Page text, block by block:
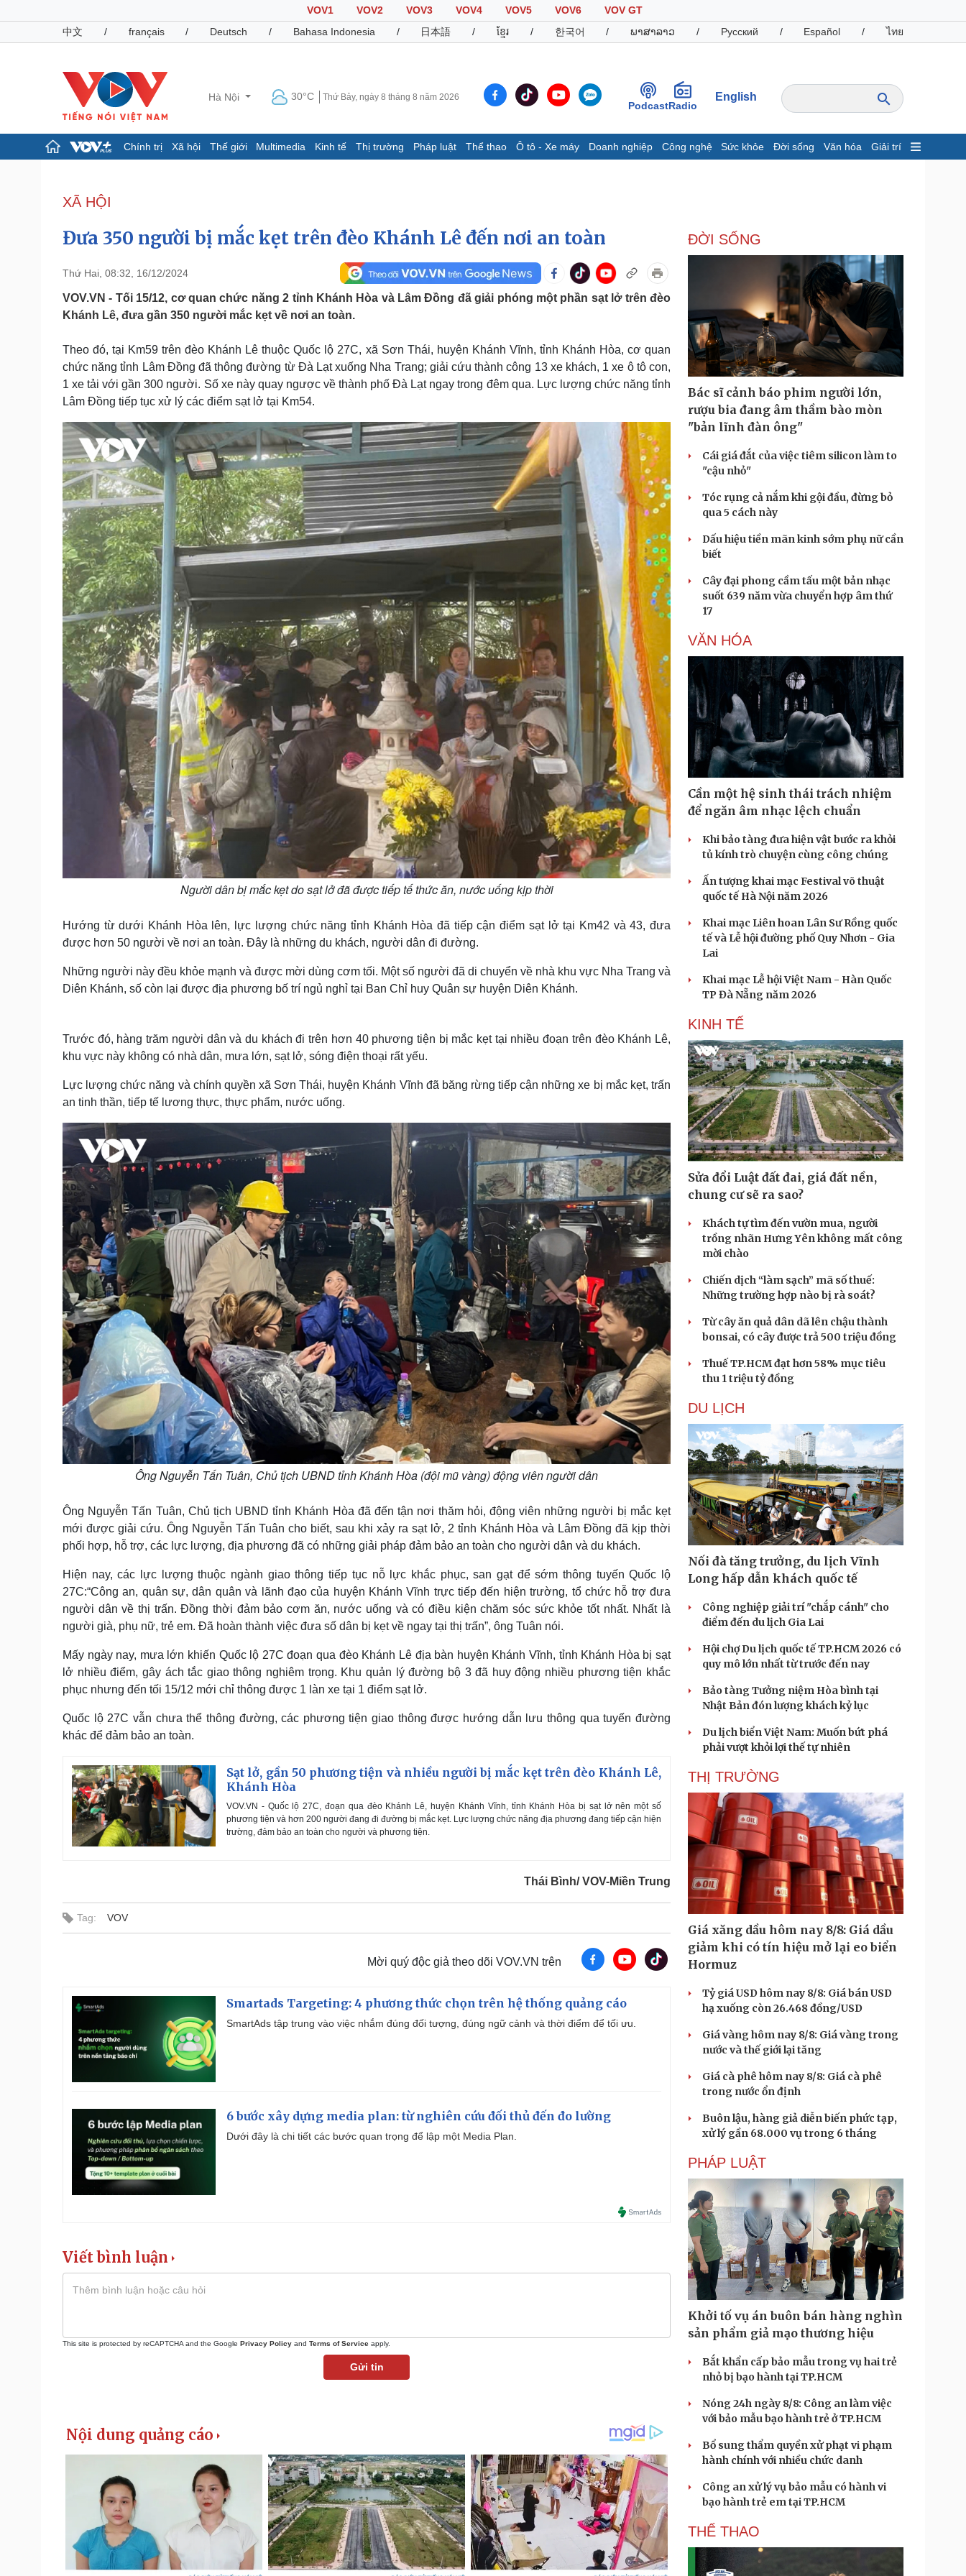
VOV1 VOV2 VOV3 VOV4 VOV5 VOV6
VOV GT
中文
/ français / Deutsch / Bahasa Indonesia / 日本語 / ខ្មែរ / 한국어 / ພາສາລາວ / Русский / Español / ไทย
Hà Nội 30°C Thứ Bảy, ngày 8 tháng 8 năm 2026
PodcastRadio
English
Chính trị Xã hội Thế giới Multimedia Kinh tế Thị trường Pháp luật Thể thao Ô tô - Xe máy Doanh nghiệp Công nghệ Sức khỏe Đời sống Văn hóa Giải trí
Đảng
Tổ chức nhân sự
Nhận diện sự thật
Giáo dục
Dấu ấn VOV
Infographic
Giá cà phê
Pháp luật
Vụ án
Tư vấn luật
Quân sự - Quốc phòng
Vũ khí
Phân tích
Thể thao
Thế giới thể thao
eSports
Hậu trường
Ô tô - Xe máy
Tư vấn
Doanh nghiệp
Thông tin doanh nghiệp
Doanh nghiệp 24h
Doanh nhân
Vì cộng đồng
Công nghệ
Sành điệu
Tin Công nghệ
Trải nghiệm
Chuyển đổi số
Sức khỏe
Cây thuốc
Sản phụ khoa
Nhi khoa
Nam khoa
Làm đẹp - giảm cân
Phòng mạch online
Ăn sạch sống khỏe
Đời sống
Blog
Tình yêu - Gia đình
Văn học
Âm nhạc
Di sản
Thời trang
Sao Việt
Săn Tour
check-in
Podcast
Đọc truyện đêm khuya
Cửa sổ tình yêu
Kể chuyện cho bé
Cải chính
XÃ HỘI
Đưa 350 người bị mắc kẹt trên đèo Khánh Lê đến nơi an toàn
Thứ Hai, 08:32, 16/12/2024
VOV.VN - Tối 15/12, cơ quan chức năng 2 tỉnh Khánh Hòa và Lâm Đồng đã giải phóng một phần sạt lở trên đèo
Khánh Lê, đưa gần 350 người mắc kẹt về nơi an toàn.
Theo đó, tại Km59 trên đèo Khánh Lê thuộc Quốc lộ 27C, xã Sơn Thái, huyện Khánh Vĩnh, tỉnh Khánh Hòa, cơ quan
chức năng tỉnh Lâm Đồng đã thông đường từ Đà Lạt xuống Nha Trang; giải cứu thành công 13 xe khách, 1 xe ô tô con,
1 xe tải với gần 300 người. Số xe này quay ngược về thành phố Đà Lạt ngay trong đêm qua. Lực lượng chức năng tỉnh
Lâm Đồng tiếp tục xử lý các điểm sạt lở tại Km54.
Người dân bị mắc kẹt do sạt lở đã được tiếp tế thức ăn, nước uống kịp thời
Hướng từ dưới Khánh Hòa lên, lực lượng chức năng tỉnh Khánh Hòa đã tiếp cận điểm sạt lở tại Km42 và 43, đưa
được hơn 50 người về nơi an toàn. Đây là những du khách, người dân đi đường.
Những người này đều khỏe mạnh và được mời dùng cơm tối. Một số người đã di chuyển về nhà khu vực Nha Trang và
Diên Khánh, số còn lại được địa phương bố trí ngủ nghỉ tại Ban Chỉ huy Quân sự huyện Diên Khánh.
Trước đó, hàng trăm người dân và du khách đi trên hơn 40 phương tiện bị mắc kẹt tại nhiều đoạn trên đèo Khánh Lê,
khu vực này không có nhà dân, mưa lớn, sạt lở, sóng điện thoại rất yếu.
Lực lượng chức năng và chính quyền xã Sơn Thái, huyện Khánh Vĩnh đã băng rừng tiếp cận những xe bị mắc kẹt, trấn
an tinh thần, tiếp tế lương thực, thực phẩm, nước uống.
Ông Nguyễn Tấn Tuân, Chủ tịch UBND tỉnh Khánh Hòa (đội mũ vàng) động viên người dân
Ông Nguyễn Tấn Tuân, Chủ tịch UBND tỉnh Khánh Hòa đã đến tận nơi thăm hỏi, động viên những người bị mắc kẹt
mới được giải cứu. Ông Nguyễn Tấn Tuân cho biết, sau khi xảy ra sạt lở, 2 tỉnh Khánh Hòa và Lâm Đồng đã kịp thời
phối hợp, hỗ trợ, các lực lượng, địa phương đã có những giải pháp đảm bảo an toàn cho người dân và du khách.
Hiện nay, các lực lượng thuộc ngành giao thông tiếp tục nỗ lực khắc phục, san gạt để sớm thông tuyến Quốc lộ
27C:“Công an, quân sự, dân quân và lãnh đạo của huyện Khánh Vĩnh trực tiếp đến hiện trường, tổ chức hỗ trợ đưa
người dân về thị trấn. Đồng thời đảm bảo cơm ăn, nước uống và có điều kiện chăm sóc sức khỏe tốt nhất. Nhất là
người già, phụ nữ, trẻ em. Đã hoàn thành việc đưa số dân bị kẹt về ngay tại thị trấn”, ông Tuân nói.
Mấy ngày nay, mưa lớn khiến Quốc lộ 27C đoạn qua đèo Khánh Lê địa bàn huyện Khánh Vĩnh, tỉnh Khánh Hòa bị sạt
lở nhiều điểm, gây ách tắc giao thông nghiêm trọng. Khu quản lý đường bộ 3 đã huy động nhiều phương tiện khắc
phục nhưng đến tối 15/12 mới chỉ thông được 1 làn xe tại 1 điểm sạt lở.
Quốc lộ 27C vẫn chưa thể thông đường, các phương tiện giao thông được hướng dẫn lưu thông qua tuyến đường
khác để đảm bảo an toàn.
Sạt lở, gần 50 phương tiện và nhiều người bị mắc kẹt trên đèo Khánh Lê,
Khánh Hòa
VOV.VN - Quốc lộ 27C, đoạn qua đèo Khánh Lê, huyện Khánh Vĩnh, tỉnh Khánh Hòa bị sạt lở nên một số
phương tiện và hơn 200 người đang đi đường bị mắc kẹt. Lực lượng chức năng địa phương đang tiếp cận hiện
trường, đảm bảo an toàn cho người và phương tiện.
Thái Bình/ VOV-Miền Trung
Tag: VOV
Mời quý độc giả theo dõi VOV.VN trên
Smartads Targeting: 4 phương thức chọn trên hệ thống quảng cáo
SmartAds tập trung vào việc nhắm đúng đối tượng, đúng ngữ cảnh và thời điểm để tối ưu.
6 bước xây dựng media plan: từ nghiên cứu đối thủ đến đo lường
Dưới đây là chi tiết các bước quan trọng để lập một Media Plan.
Viết bình luận
This site is protected by reCAPTCHA and the Google Privacy Policy and Terms of Service apply.
Gửi tin
ĐỜI SỐNG
Bác sĩ cảnh báo phim người lớn,
rượu bia đang âm thầm bào mòn
"bản lĩnh đàn ông"
Cái giá đắt của việc tiêm silicon làm to
"cậu nhỏ"
Tóc rụng cả nắm khi gội đầu, đừng bỏ
qua 5 cách này
Dấu hiệu tiền mãn kinh sớm phụ nữ cần
biết
Cây đại phong cầm tấu một bản nhạc
suốt 639 năm vừa chuyển hợp âm thứ
17
VĂN HÓA
Cần một hệ sinh thái trách nhiệm
để ngăn âm nhạc lệch chuẩn
Khi bảo tàng đưa hiện vật bước ra khỏi
tủ kính trò chuyện cùng công chúng
Ấn tượng khai mạc Festival võ thuật
quốc tế Hà Nội năm 2026
Khai mạc Liên hoan Lân Sư Rồng quốc
tế và Lễ hội đường phố Quy Nhơn - Gia
Lai
Khai mạc Lễ hội Việt Nam - Hàn Quốc
TP Đà Nẵng năm 2026
KINH TẾ
Sửa đổi Luật đất đai, giá đất nền,
chung cư sẽ ra sao?
Khách tự tìm đến vườn mua, người
trồng nhãn Hưng Yên không mất công
mời chào
Chiến dịch “làm sạch” mã số thuế:
Những trường hợp nào bị rà soát?
Từ cây ăn quả dân dã lên chậu thành
bonsai, có cây được trả 500 triệu đồng
Thuế TP.HCM đạt hơn 58% mục tiêu
thu 1 triệu tỷ đồng
DU LỊCH
Nối đà tăng trưởng, du lịch Vĩnh
Long hấp dẫn khách quốc tế
Công nghiệp giải trí "chắp cánh" cho
điểm đến du lịch Gia Lai
Hội chợ Du lịch quốc tế TP.HCM 2026 có
quy mô lớn nhất từ trước đến nay
Bảo tàng Tưởng niệm Hòa bình tại
Nhật Bản đón lượng khách kỷ lục
Du lịch biển Việt Nam: Muốn bứt phá
phải vượt khỏi lợi thế tự nhiên
THỊ TRƯỜNG
Giá xăng dầu hôm nay 8/8: Giá dầu
giảm khi có tín hiệu mở lại eo biển
Hormuz
Tỷ giá USD hôm nay 8/8: Giá bán USD
hạ xuống còn 26.468 đồng/USD
Giá vàng hôm nay 8/8: Giá vàng trong
nước và thế giới lại tăng
Giá cà phê hôm nay 8/8: Giá cà phê
trong nước ổn định
Buôn lậu, hàng giả diễn biến phức tạp,
xử lý gần 68.000 vụ trong 6 tháng
PHÁP LUẬT
Khởi tố vụ án buôn bán hàng nghìn
sản phẩm giả mạo thương hiệu
Bắt khẩn cấp bảo mẫu trong vụ hai trẻ
nhỏ bị bạo hành tại TP.HCM
Nóng 24h ngày 8/8: Công an làm việc
với bảo mẫu bạo hành trẻ ở TP.HCM
Bổ sung thẩm quyền xử phạt vi phạm
hành chính với nhiều chức danh
Công an xử lý vụ bảo mẫu có hành vi
bạo hành trẻ em tại TP.HCM
THỂ THAO